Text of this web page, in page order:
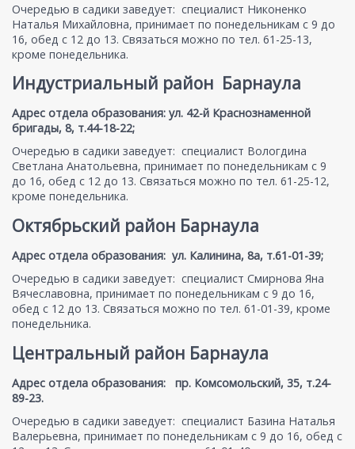
Очередью в садики заведует: специалист Никоненко
Наталья Михайловна, принимает по понедельникам с 9 до
16, обед с 12 до 13. Связаться можно по тел. 61-25-13,
кроме понедельника.
Индустриальный район Барнаула
Адрес отдела образования: ул. 42-й Краснознаменной
бригады, 8, т.44-18-22;
Очередью в садики заведует: специалист Вологдина
Светлана Анатольевна, принимает по понедельникам с 9
до 16, обед с 12 до 13. Связаться можно по тел. 61-25-12,
кроме понедельника.
Октябрьский район Барнаула
Адрес отдела образования: ул. Калинина, 8а, т.61-01-39;
Очередью в садики заведует: специалист Смирнова Яна
Вячеславовна, принимает по понедельникам с 9 до 16,
обед с 12 до 13. Связаться можно по тел. 61-01-39, кроме
понедельника.
Центральный район Барнаула
Адрес отдела образования: пр. Комсомольский, 35, т.24-
89-23.
Очередью в садики заведует: специалист Базина Наталья
Валерьевна, принимает по понедельникам с 9 до 16, обед с